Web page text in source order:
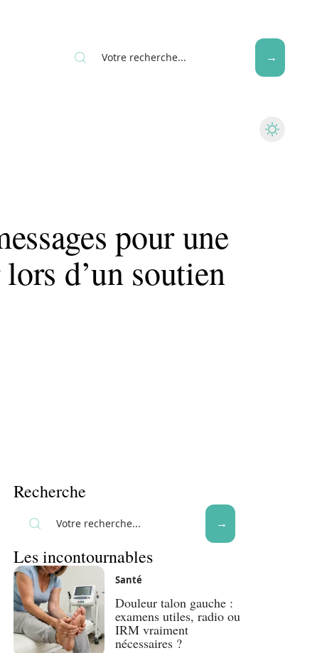
pour une
d’un soutien
Recherche
Les incontournables
Santé
Douleur talon gauche :
examens utiles, radio ou
IRM vraiment
nécessaires ?